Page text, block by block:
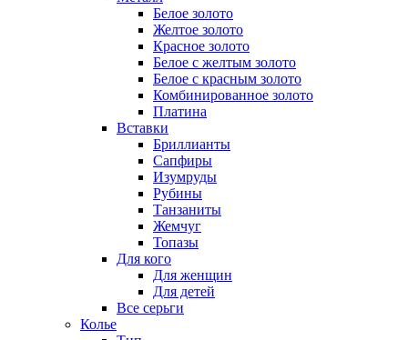
Белое золото
Желтое золото
Красное золото
Белое с желтым золото
Белое с красным золото
Комбинированное золото
Платина
Вставки
Бриллианты
Сапфиры
Изумруды
Рубины
Танзаниты
Жемчуг
Топазы
Для кого
Для женщин
Для детей
Все серьги
Колье